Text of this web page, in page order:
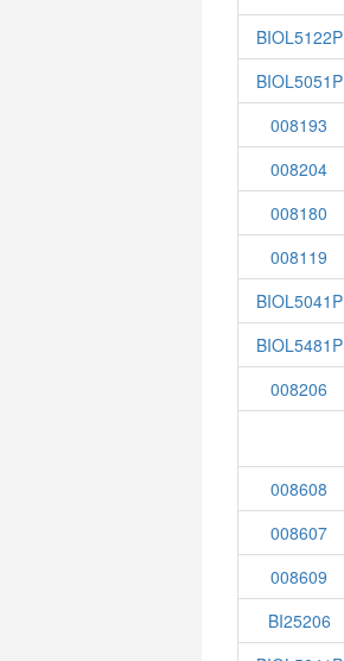
BIOL5122P
BIOL5051P
008193
008204
008180
008119
BIOL5041P
BIOL5481P
008206
008608
008607
008609
BI25206